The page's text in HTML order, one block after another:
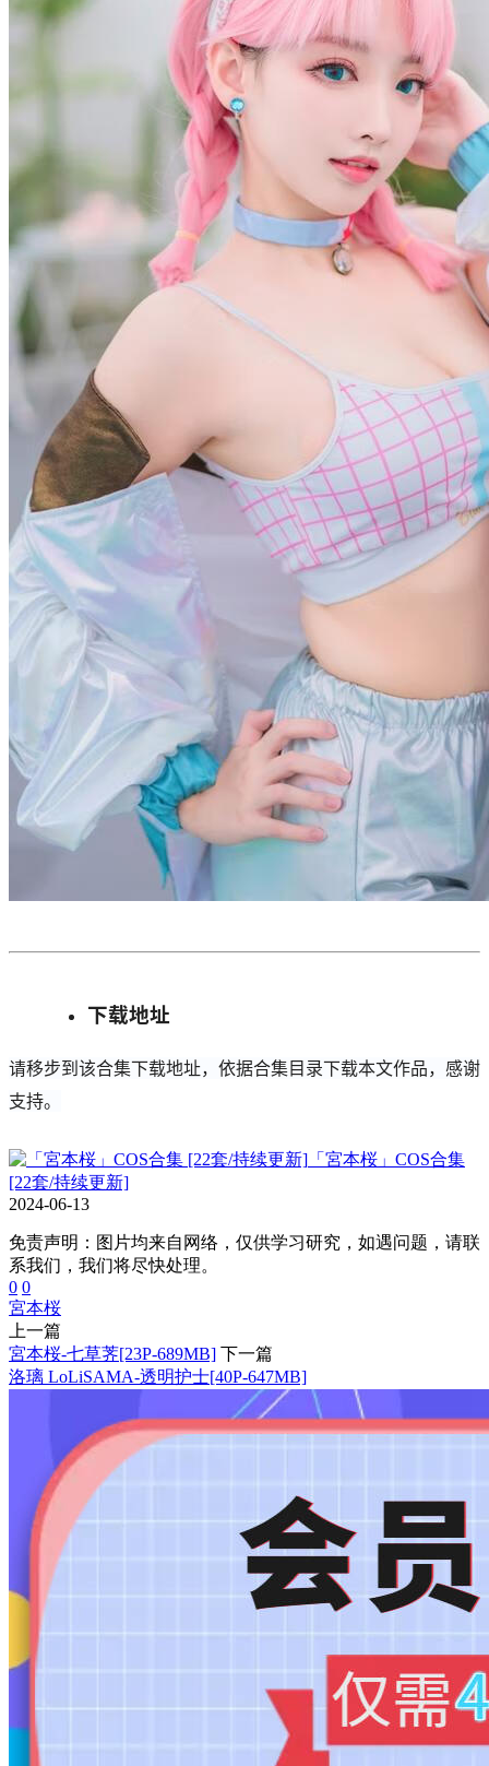
下载地址
请移步到该合集下载地址，依据合集目录下载本文作品，感谢
支持。
「宮本桜」COS合集
[22套/持续更新]
2024-06-13
免责声明：图片均来自网络，仅供学习研究，如遇问题，请联
系我们，我们将尽快处理。
0 0
宮本桜
上一篇
宮本桜-七草荠[23P-689MB] 下一篇
洛璃 LoLiSAMA-透明护士[40P-647MB]